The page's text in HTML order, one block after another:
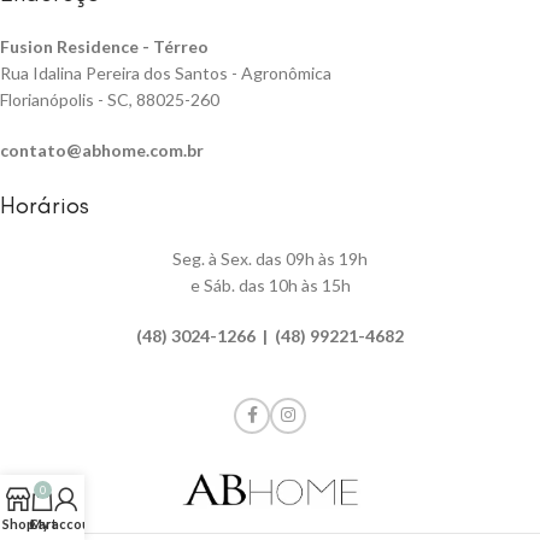
Fusion Residence - Térreo
Rua Idalina Pereira dos Santos - Agronômica
Florianópolis - SC, 88025-260
contato@abhome.com.br
Horários
Seg. à Sex. das 09h às 19h
e Sáb. das 10h às 15h
(48) 3024-1266 | (48) 99221-4682
Shop
0
Cart
My account